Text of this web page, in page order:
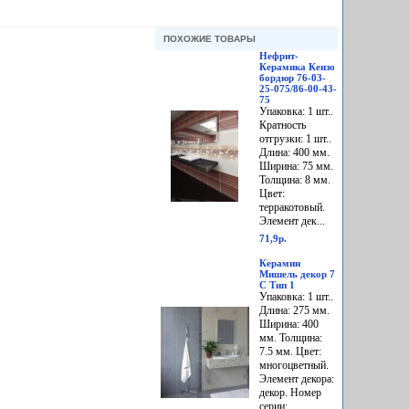
ПОХОЖИЕ ТОВАРЫ
Нефрит-
Керамика Кензо
бордюр 76-03-
25-075/86-00-43-
75
Упаковка: 1 шт..
Кратность
отгрузки: 1 шт..
Длина: 400 мм.
Ширина: 75 мм.
Толщина: 8 мм.
Цвет:
терракотовый.
Элемент дек...
71,9р.
Керамин
Мишель декор 7
С Тип 1
Упаковка: 1 шт..
Длина: 275 мм.
Ширина: 400
мм. Толщина:
7.5 мм. Цвет:
многоцветный.
Элемент декора:
декор. Номер
серии:...